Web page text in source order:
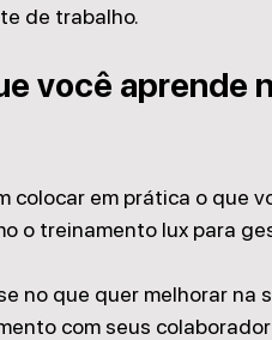
de trabalho.
você aprende
colocar em prática o que
o treinamento lux para
no que quer melhorar na
com seus